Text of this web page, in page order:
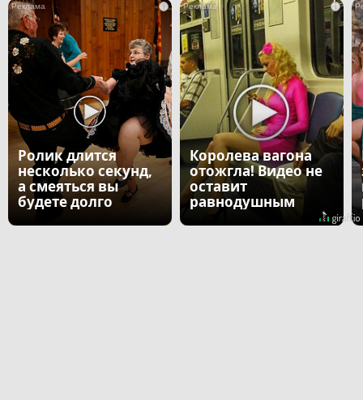
i
Ролик длится
несколько секунд,
а смеяться вы
будете долго
i
Королева вагона
отожгла! Видео не
оставит
равнодушным